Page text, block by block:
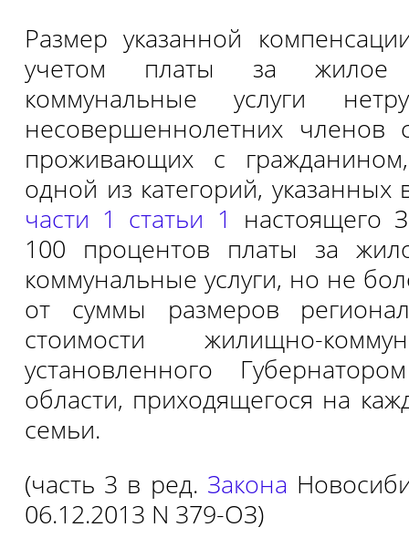
Размер указанной
учетом платы за
коммунальные услуги
несовершеннолетних членов
проживающих с
одной из категорий, указанных
части 1 статьи 1 настоящего
100 процентов платы за
коммунальные услуги, но не
от суммы размеров
стоимости жилищно-
установленного
области, приходящегося на
семьи.
(часть 3 в ред. Закона
06.12.2013 N 379-ОЗ)